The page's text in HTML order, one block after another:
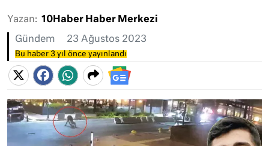
Yazan: 10Haber Haber Merkezi
Gündem 23 Ağustos 2023
Bu haber 3 yıl önce yayınlandı